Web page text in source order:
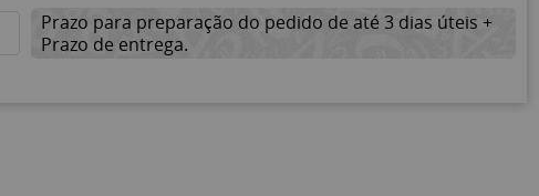
Prazo para preparação do pedido de até 3 dias úteis +
Prazo de entrega.